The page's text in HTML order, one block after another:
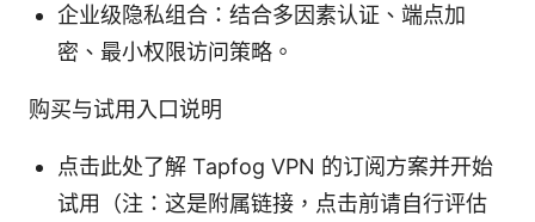
企业级隐私组合：结合多因素认证、端点加
密、最小权限访问策略。
购买与试用入口说明
点击此处了解 Tapfog VPN 的订阅方案并开始
试用（注：这是附属链接，点击前请自行评估